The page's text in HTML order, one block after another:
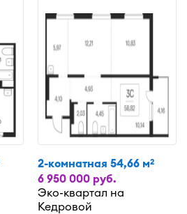
2-комнатная 54,66 м2
6 950 000 руб.
Эко-квартал на
Кедровой